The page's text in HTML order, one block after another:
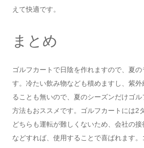
えて快適です。
まとめ
ゴルフカートで日陰を作れますので、夏
す。冷たい飲み物なども積めますし、紫
ることも無いので、夏のシーズンだけゴ
方法もおススメです。ゴルフカートには2
どちらも運転が難しくないため、会社の
などすれば、使用することで喜ばれます。